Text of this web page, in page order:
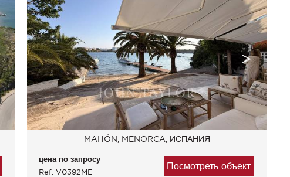
MAHÓN, MENORCA, ИСПАНИЯ
цена по запросу
Ref: V0392ME
Посмотреть объект